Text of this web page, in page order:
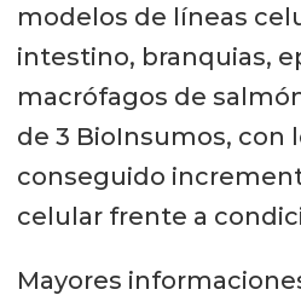
modelos de líneas
intestino, branquias,
macrófagos de
de 3 BioInsumos, con
conseguido
celular frente a
Mayores